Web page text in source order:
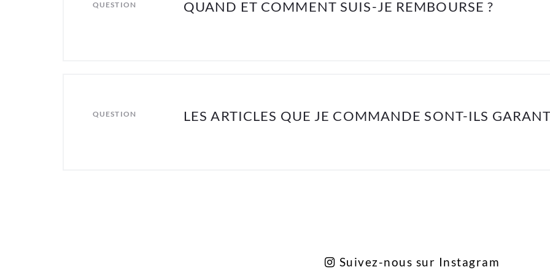
QUESTION QUAND ET COMMENT SUIS-JE REMBOURSE ?
QUESTION LES ARTICLES QUE JE COMMANDE SONT-ILS
Suivez-nous sur Instagram